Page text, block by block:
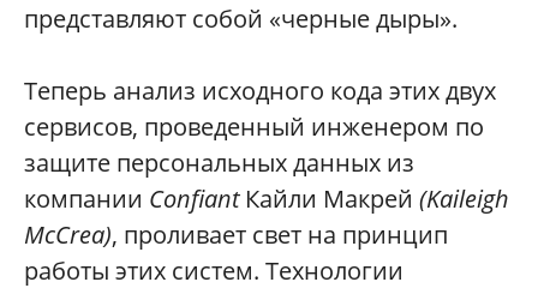
представляют собой «черные дыры».
Теперь анализ исходного кода этих двух
сервисов, проведенный инженером по
защите персональных данных из
компании Confiant Кайли Макрей (Kaileigh
McCrea), проливает свет на принцип
работы этих систем. Технологии